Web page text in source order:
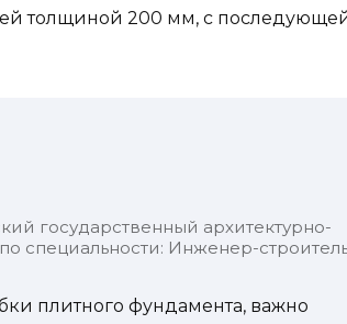
толщиной 200 мм, с
государственный архитектурно-
специальности: Инженер-
плитного фундамента, важно